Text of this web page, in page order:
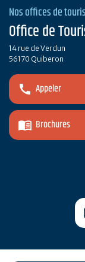
Nos offices de
Office de
14 rue de Verdun
56170 Quiberon
Appeler
Brochures